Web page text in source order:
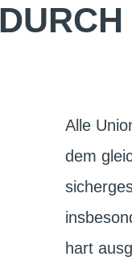
Alle
dem
hart